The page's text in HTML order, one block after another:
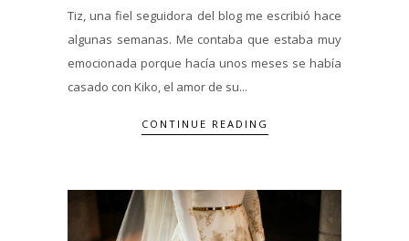
Tiz, una fiel seguidora del blog me escribió hace
algunas semanas. Me contaba que estaba muy
emocionada porque hacía unos meses se había
casado con Kiko, el amor de su...
CONTINUE READING